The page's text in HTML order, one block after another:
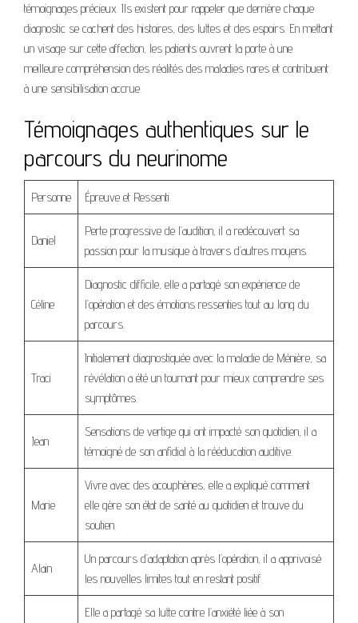
témoignages précieux. Ils existent pour rappeler que derrière chaque
diagnostic se cachent des histoires, des luttes et des espoirs. En mettant
un visage sur cette affection, les patients ouvrent la porte à une
meilleure compréhension des réalités des maladies rares et contribuent
à une sensibilisation accrue.
Témoignages authentiques sur le
parcours du neurinome
Personne Épreuve et Ressenti
Daniel
Perte progressive de l’audition, il a redécouvert sa
passion pour la musique à travers d’autres moyens.
Céline
Diagnostic difficile, elle a partagé son expérience de
l’opération et des émotions ressenties tout au long du
parcours.
Traci
Initialement diagnostiquée avec la maladie de Ménière, sa
révélation a été un tournant pour mieux comprendre ses
symptômes.
Jean
Sensations de vertige qui ont impacté son quotidien, il a
témoigné de son anfidial à la rééducation auditive.
Marie
Vivre avec des acouphènes, elle a expliqué comment
elle gère son état de santé au quotidien et trouve du
soutien.
Alain
Un parcours d’adaptation après l’opération, il a apprivoisé
les nouvelles limites tout en restant positif.
Elle a partagé sa lutte contre l’anxiété liée à son